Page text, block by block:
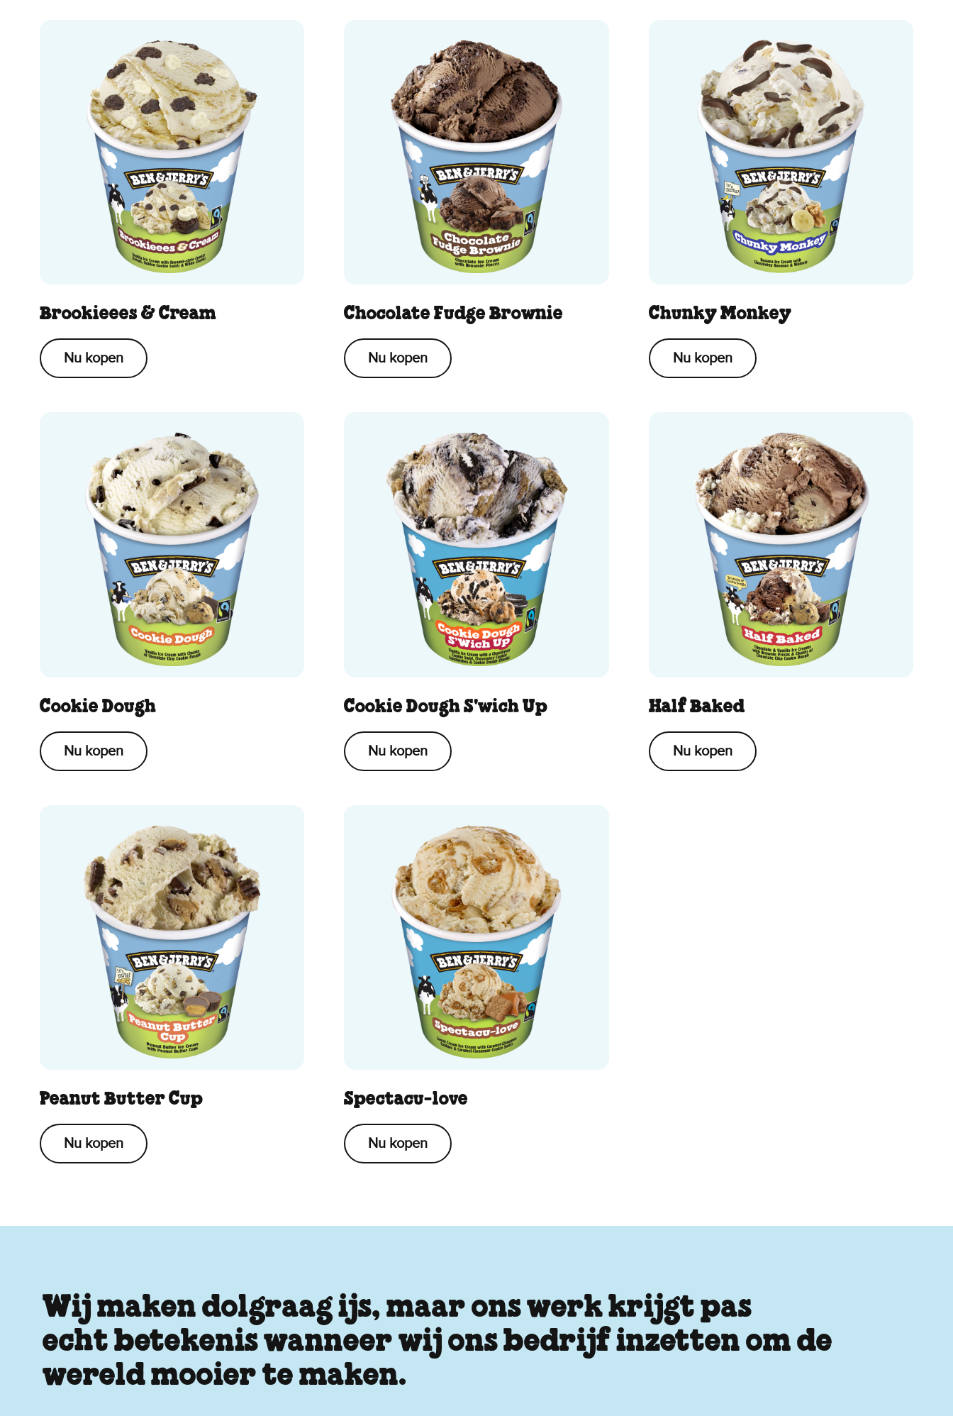
Brookieees & Cream
Nu kopen
Chocolate Fudge Brownie
Nu kopen
Chunky Monkey
Nu kopen
Cookie Dough
Nu kopen
Cookie Dough S'wich Up
Nu kopen
Half Baked
Nu kopen
Peanut Butter Cup
Nu kopen
Spectacu-love
Nu kopen
Wij maken dolgraag ijs, maar ons werk krijgt pas
echt betekenis wanneer wij ons bedrijf inzetten om de
wereld mooier te maken.